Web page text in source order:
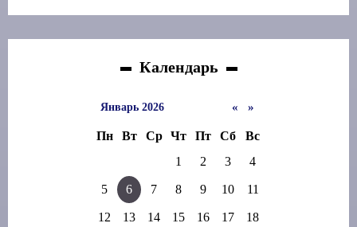
Календарь
«
Январь 2026 »
Пн Вт Ср Чт Пт Сб
Вс
1
2 3 4
5 6 7 8 9 10 11
12 13 14 15 16 17 18